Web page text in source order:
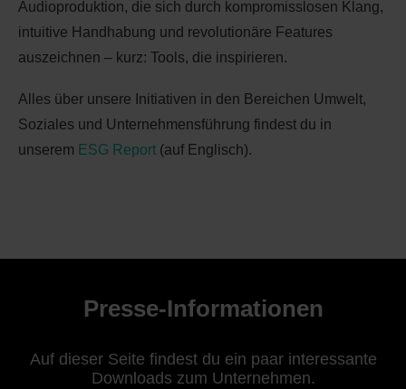
Audioproduktion, die sich durch kompromisslosen Klang,
intuitive Handhabung und revolutionäre Features
auszeichnen – kurz: Tools, die inspirieren.
Alles über unsere Initiativen in den Bereichen Umwelt,
Soziales und Unternehmensführung findest du in
unserem ESG Report (auf Englisch).
Presse-Informationen
Auf dieser Seite findest du ein paar interessante
Downloads zum Unternehmen.